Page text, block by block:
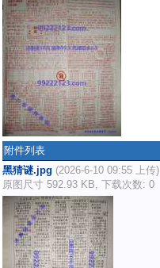
附件列表
黑猜谜.jpg (2026-6-10 09:55 上传)
原图尺寸 592.93 KB, 下载次数: 0